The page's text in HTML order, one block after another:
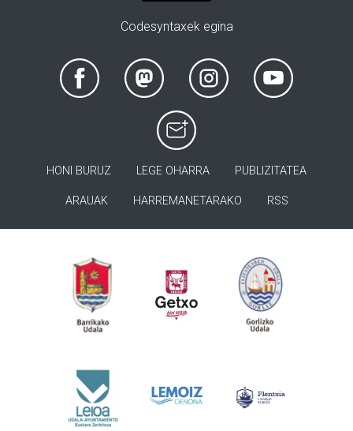
Codesyntaxek egina
HONI BURUZ LEGE OHARRA PUBLIZITATEA
ARAUAK HARREMANETARAKO RSS